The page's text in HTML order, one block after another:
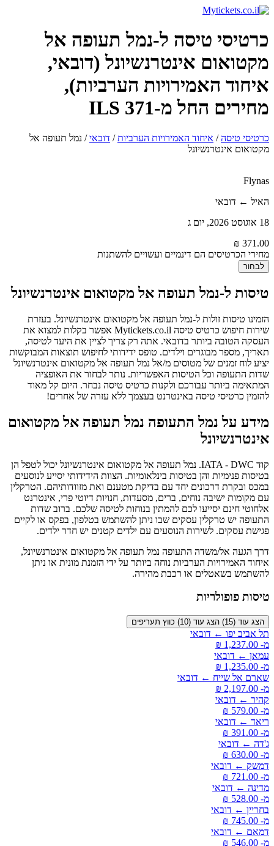
כרטיסי טיסה ל-נמל תעופה אל
מקטואום אינטרנשיונל (דובאי,
איחוד האמירויות הערביות),
מחירים החל מ-371 ILS
כרטיסי טיסה/ איחוד האמירויות הערביות/ דובאי/ נמל תעופה אל
מקטואום אינטרנשיונל
Flynas
האיל ← דובאי
18 אוגוסט 2026, יום ג
מחירי הכרטיסים הם דינמיים ועשויים להשתנות
לבחור
טיסות ל-נמל תעופה אל מקטואום אינטרנשיונל
הזמינו טיסות זולות ל-נמל תעופה אל מקטואום אינטרנשיונל. בעזרת
שירות חיפוש כרטיס טיסה Mytickets.co.il אפשר בקלות למצוא את
העסקה הטובה ביותר בדובאי. אתה רק צריך לציין את היעד לטיסה,
תאריך, מספר מבוגרים וילדים. טופס ידידותי לחיפוש תוצאות המבוקשות
יציע לוח זמנים של מטוסים מ/אל נמל תעופה אל מקטואום אינטרנשיונל
שדות התעופה וכל הטיסות האפשריות. נותר לבחור את האופציה
המתאימה ביותר עבורכם ולקנות כרטיס טיסה נבחר. היום קל מאוד
להזמין כרטיסי טיסה באינטרנט בעצמך ללא עזרה של אחרים!
מידע על נמל התעופה נמל תעופה אל מקטואום
אינטרנשיונל
קוד IATA - DWC. נמל תעופה אל מקטואום אינטרנשיונל יכול לטפל הן
בטיסות פנימיות והן בטיסות בינלאומיות. הצוות הידידותי יסייע לנוסעים
במכס ובקרת דרכונים יחד עם בדיקת מטענם ואת מזוודותיהם. הטרקלין
עם מקומות ישיבה נוחים, ברים, מסעדות, חנויות דיוטי פרי, אינטרנט
אלחוטי חינם יסייעו לכם להמתין בנוחות לטיסה שלכם. ברוב שדות
התעופה יש טרקלין עסקים שבו ניתן להשתמש בטלפון, בפקס או לקיים
פגישת עסקים. לשירות הנוסעים עם ילדים קטנים יש חדר ילדים.
דרך הגעה אל/משדה התעופה נמל תעופה אל מקטואום אינטרנשיונל,
איחוד האמירויות הערביות נוחה ביותר על ידי הזמנת מונית או ניתן
להשתמש בשאטלים או רכבת מהירה.
טיסות פופולריות
הצג עוד (15) הצג עוד (10) כווץ תעריפים
תל אביב יפו ← דובאי
מ- ‏1,237.00 ‏₪
עמאן ← דובאי
מ- ‏1,235.00 ‏₪
שארם אל שייח ← דובאי
מ- ‏2,197.00 ‏₪
קהיר ← דובאי
מ- ‏579.00 ‏₪
ריאד ← דובאי
מ- ‏391.00 ‏₪
ג'דה ← דובאי
מ- ‏630.00 ‏₪
דמשק ← דובאי
מ- ‏721.00 ‏₪
מדינה ← דובאי
מ- ‏528.00 ‏₪
בחריין ← דובאי
מ- ‏745.00 ‏₪
דמאם ← דובאי
מ- ‏546.00 ‏₪